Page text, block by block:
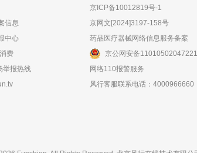
信息
中心
费
举报热线
京ICP备10012819号-1
京网文[2024]3197-158号
药品医疗器械网络信息服务备案
京公网安备
网络110报警服务
风行客服联系电话：4000966660